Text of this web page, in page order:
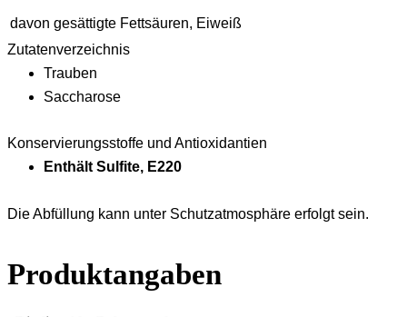
davon gesättigte Fettsäuren, Eiweiß
Zutatenverzeichnis
Trauben
Saccharose
Konservierungsstoffe und Antioxidantien
Enthält Sulfite, E220
Die Abfüllung kann unter Schutzatmosphäre erfolgt sein.
Produktangaben